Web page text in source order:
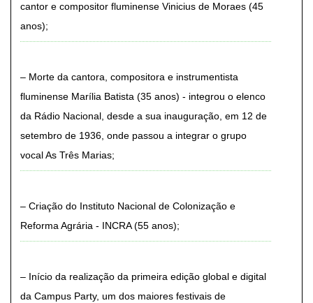
cantor e compositor fluminense Vinicius de Moraes (45
anos)
Morte da cantora, compositora e instrumentista
fluminense Marília Batista (35 anos) - integrou o elenco
da Rádio Nacional, desde a sua inauguração, em 12 de
setembro de 1936, onde passou a integrar o grupo
vocal As Três Marias
Criação do Instituto Nacional de Colonização e
Reforma Agrária - INCRA (55 anos)
Início da realização da primeira edição global e digital
da Campus Party, um dos maiores festivais de